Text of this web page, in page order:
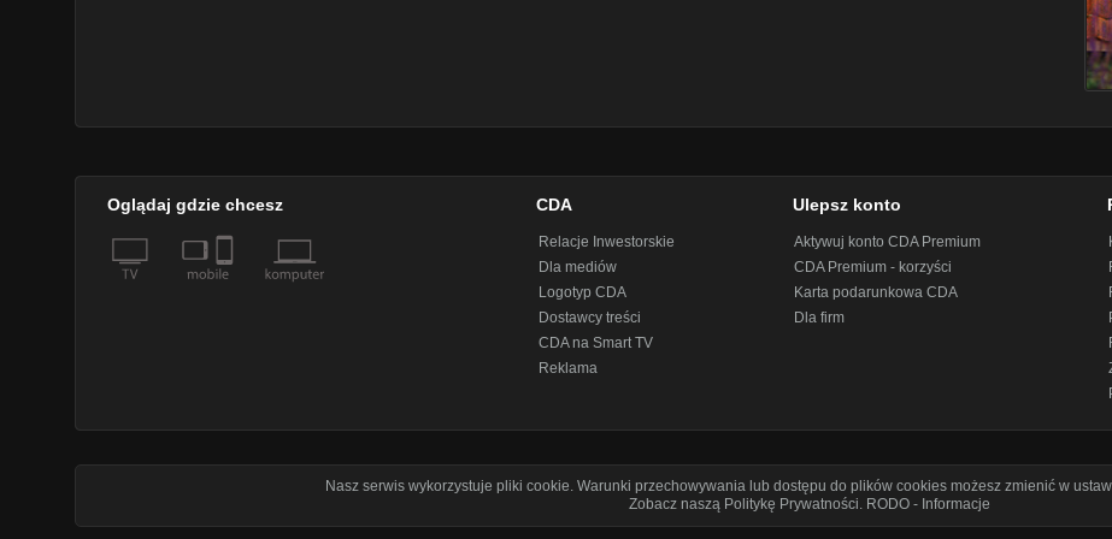
Oglądaj gdzie chcesz CDA
Relacje Inwestorskie
Dla mediów
Logotyp CDA
Dostawcy treści
CDA na Smart TV
Reklama
Ulepsz konto
Aktywuj konto CDA Premium
CDA Premium - korzyści
Karta podarunkowa CDA
Dla firm
Nasz serwis wykorzystuje pliki cookie. Warunki przechowywania lub dostępu do plików cookies możesz zmienić w
Zobacz naszą Politykę Prywatności. RODO - Informacje